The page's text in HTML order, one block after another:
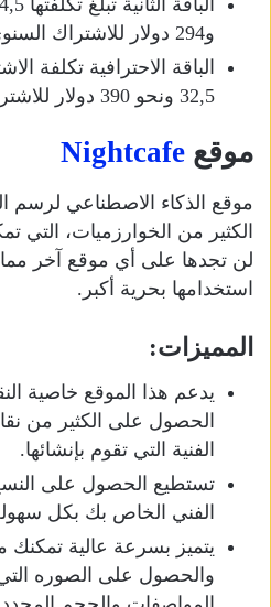
و294 دولار للاشتراك السنوي.
الباقة الاحترافية تكلفة
32,5 ونحو 390 دولار للاشتراك السنوي.
موقع Nightcafe
موقع الذكاء الاصطناعي لرسم
الكثير من الخوارزميات، التي
لن تجدها على أي موقع آخر
استخدامها بحرية أكبر.
المميزات:
يدعم هذا الموقع خاصية
الحصول على الكثير من
الفنية التي تقوم بإنشائها.
تستطيع الحصول على
الفني الخاص بك بكل
يتميز بسرعة عالية تمكنك
والحصول على الصوره